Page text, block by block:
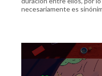
necesariamente es